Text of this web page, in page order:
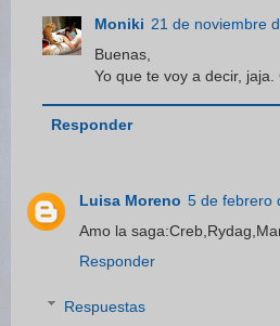
Moniki 21 de noviembre
Buenas,
Yo que te voy a decir, jaja.
Responder
Luisa Moreno 5 de febrero
Amo la
Responder
Respuestas